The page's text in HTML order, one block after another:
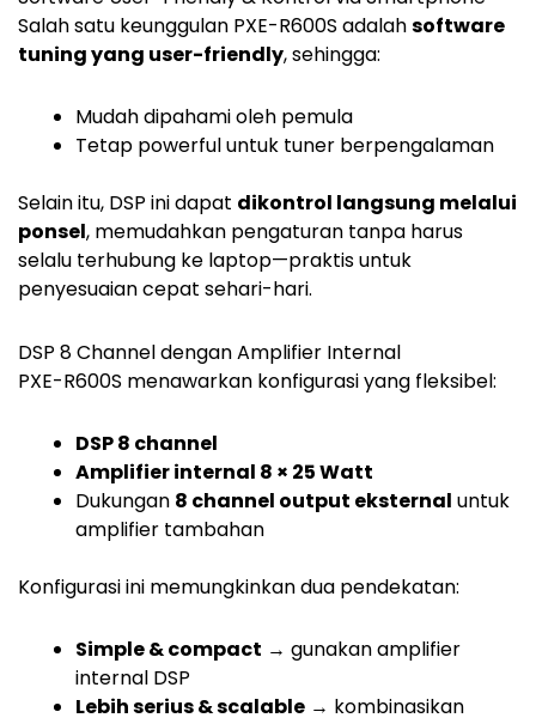
Salah satu keunggulan PXE-R600S adalahsoftware
tuning yang user-friendly, sehingga:
Mudah dipahami oleh pemula
Tetap powerful untuk tuner berpengalaman
Selain itu, DSP ini dapat dikontrol langsung melalui
ponsel, memudahkan pengaturan tanpa harus
selalu terhubung ke laptop—praktis untuk
penyesuaian cepat sehari-hari.
DSP 8 Channel dengan Amplifier Internal
PXE-R600S menawarkan konfigurasi yang fleksibel:
DSP 8 channel
Amplifier internal 8 × 25 Watt
Dukungan 8 channel output eksternal untuk
amplifier tambahan
Konfigurasi ini memungkinkan dua pendekatan:
Simple & compact → gunakan amplifier
internal DSP
Lebih serius & scalable → kombinasikan